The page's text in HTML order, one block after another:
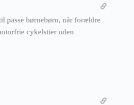
passe børnebørn, når forældre
cykelstier uden